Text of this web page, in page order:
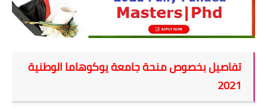
تفاصيل بخصوص منحة جامعة يوكوهاما الوطنية
2021